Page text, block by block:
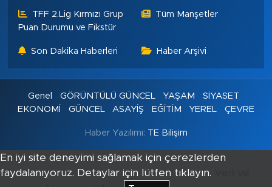
TFF 2.Lig Kırmızı Grup
Puan Durumu ve Fikstür
Tüm Manşetler
Son Dakika Haberleri Haber Arşivi
Genel GÖRÜNTÜLÜ GÜNCEL YAŞAM
SİYASET
EKONOMİ
GÜNCEL ASAYİŞ EĞİTİM YEREL ÇEVRE
Haber Yazılımı: TE Bilişim
En iyi site deneyimi sağlamak için çerezlerden
faydalanıyoruz. Detaylar için lütfen tıklayın.